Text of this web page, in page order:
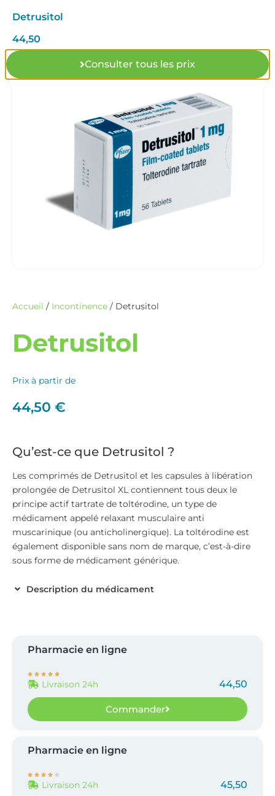
Accueil / Incontinence / Detrusitol
Detrusitol
Prix à partir de
44,50 €
Qu’est-ce que Detrusitol ?
Les comprimés de Detrusitol et les capsules à libération
prolongée de Detrusitol XL contiennent tous deux le
principe actif tartrate de toltérodine, un type de
médicament appelé relaxant musculaire anti
muscarinique (ou anticholinergique). La toltérodine est
également disponible sans nom de marque, c’est-à-dire
sous forme de médicament générique.
Description du médicament
Pharmacie en ligne
    
Livraison 24h 44,50
Commander
Pharmacie en ligne
    
Livraison 24h 45,50
Detrusitol
44,50
Consulter tous les prix